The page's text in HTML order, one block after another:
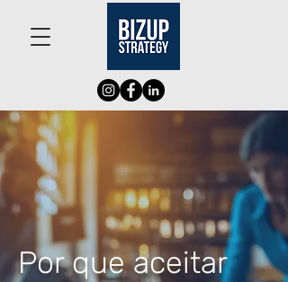
Por que aceitar